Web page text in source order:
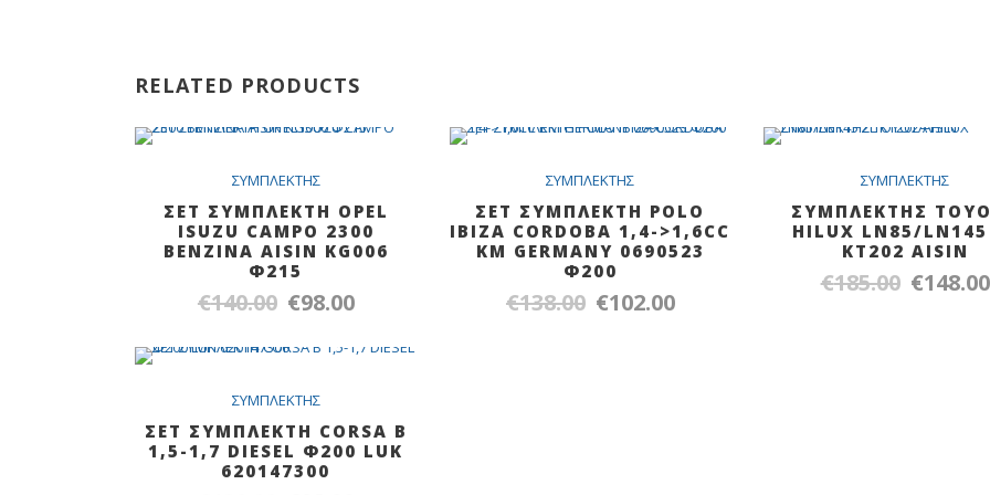
RELATED PRODUCTS
ΣYMΠΛEKTHΣ
ΣΕΤ ΣΥΜΠΛΕΚΤΗ OPEL
ISUZU CAMPO 2300
BENZINA AΙSIN KG006
Φ215
€140.00 Original
€98.00Η
τιμή
ΣYMΠΛEKTHΣ
ΣΕΤ ΣΥΜΠΛΕΚΤΗ POLO
IBIZA CORDOBA 1,4->1,6CC
KM GERMANY 0690523
Φ200
€138.00 Original
€102.00Η
ΣYMΠΛEKTHΣ
ΣΥΜΠΛΕΚΤΗΣ
ΗΙLUX LN85/LN145
KT202 AISIN
€185.00 Original
€148.00Η
ΣYMΠΛEKTHΣ
ΣΕΤ ΣΥΜΠΛΕΚΤΗ CORSA B
1,5-1,7 DIESEL Φ200 LUK
620147300